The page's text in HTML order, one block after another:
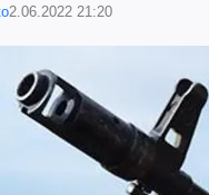
2.06.2022 21:20